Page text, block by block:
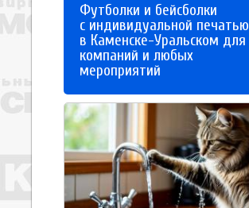
Футболки и бейсболки
с индивидуальной печатью
в Каменске-Уральском для
компаний и любых
мероприятий